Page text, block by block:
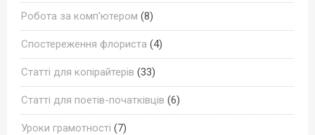
Робота за комп'ютером (8)
Спостереження флориста (4)
Статті для копірайтерів (33)
Статті для поетів-початківців (6)
Уроки грамотності (7)